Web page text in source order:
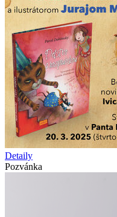
Detaily
Pozvánka